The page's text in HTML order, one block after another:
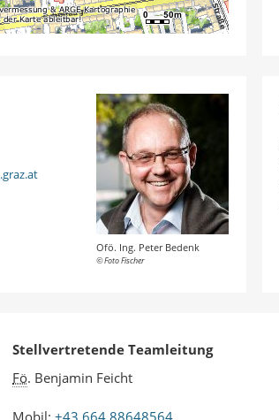
Ofö. Ing. Peter Bedenk
© Foto Fischer
Stellvertretende Teamleitung
Fö. Benjamin Feicht
Mobil: +43 664 88648564